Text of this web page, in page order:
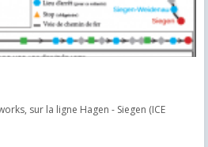
sur la ligne Hagen - Siegen (ICE